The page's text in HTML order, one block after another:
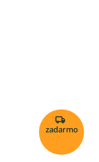
zadarmo